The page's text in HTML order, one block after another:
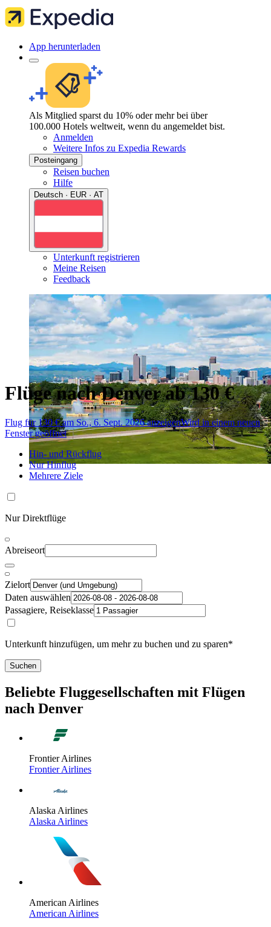
App herunterladen
Als Mitglied sparst du 10% oder mehr bei über
100.000 Hotels weltweit, wenn du angemeldet bist.
Anmelden
Weitere Infos zu Expedia Rewards
Posteingang
Reisen buchen
Hilfe
Deutsch · EUR · AT
Unterkunft registrieren
Meine Reisen
Feedback
Flüge nach Denver ab 130 €
Flug für 130 € am So., 6. Sept. 2026 anzeigenWird in einem neuen
Fenster geöffnet
Hin- und Rückflug
Nur Hinflug
Mehrere Ziele
Nur Direktflüge
Abreiseort
Zielort
Daten auswählen
Passagiere, Reiseklasse
Unterkunft hinzufügen, um mehr zu buchen und zu sparen*
Suchen
Beliebte Fluggesellschaften mit Flügen
nach Denver
Frontier Airlines
Frontier Airlines
Alaska Airlines
Alaska Airlines
American Airlines
American Airlines